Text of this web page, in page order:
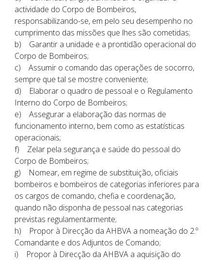
actividade do Corpo de Bombeiros,
responsabilizando-se, em pelo seu desempenho no
cumprimento das missões que lhes são cometidas;
b) Garantir a unidade e a prontidão operacional do
Corpo de Bombeiros;
c) Assumir o comando das operações de socorro,
sempre que tal se mostre conveniente;
d) Elaborar o quadro de pessoal e o Regulamento
Interno do Corpo de Bombeiros;
e) Assegurar a elaboração das normas de
funcionamento interno, bem como as estatísticas
operacionais;
f) Zelar pela segurança e saúde do pessoal do
Corpo de Bombeiros;
g) Nomear, em regime de substituição, oficiais
bombeiros e bombeiros de categorias inferiores para
os cargos de comando, chefia e coordenação,
quando não disponha de pessoal nas categorias
previstas regulamentarmente;
h) Propor à Direcção da AHBVA a nomeação do 2.º
Comandante e dos Adjuntos de Comando;
i) Propor à Direcção da AHBVA a aquisição do